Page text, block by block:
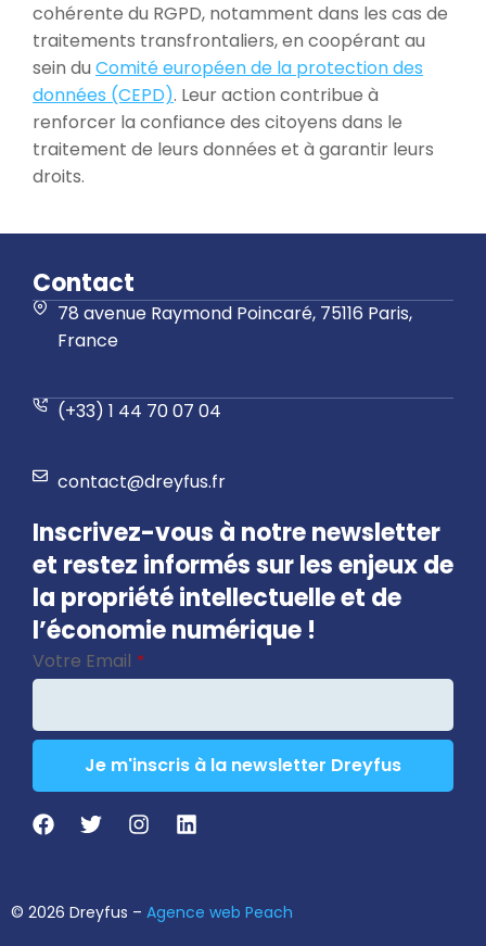
cohérente du RGPD, notamment dans les cas de
traitements transfrontaliers, en coopérant au
sein du Comité européen de la protection des
données (CEPD). Leur action contribue à
renforcer la confiance des citoyens dans le
traitement de leurs données et à garantir leurs
droits.
Contact
78 avenue Raymond Poincaré, 75116 Paris,
France
(+33) 1 44 70 07 04
contact@dreyfus.fr
Inscrivez-vous à notre newsletter
et restez informés sur les enjeux de
la propriété intellectuelle et de
l’économie numérique !
Votre Email *
Je m'inscris à la newsletter Dreyfus
Contact
© 2026 Dreyfus – Agence web Peach